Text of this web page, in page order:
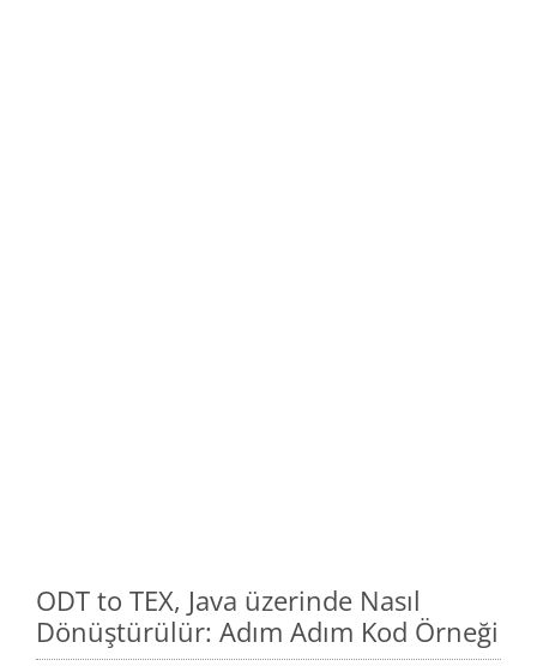
ODT to TEX, Java üzerinde Nasıl
Dönüştürülür: Adım Adım Kod Örneği